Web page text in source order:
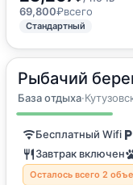
69,800₽всего
Стандартный
Рыбачий
База отдыха·
18м2·2 гостя
Двухместный номер с
Бесплатный Wifi
Завтрак включен
Осталось всего 2